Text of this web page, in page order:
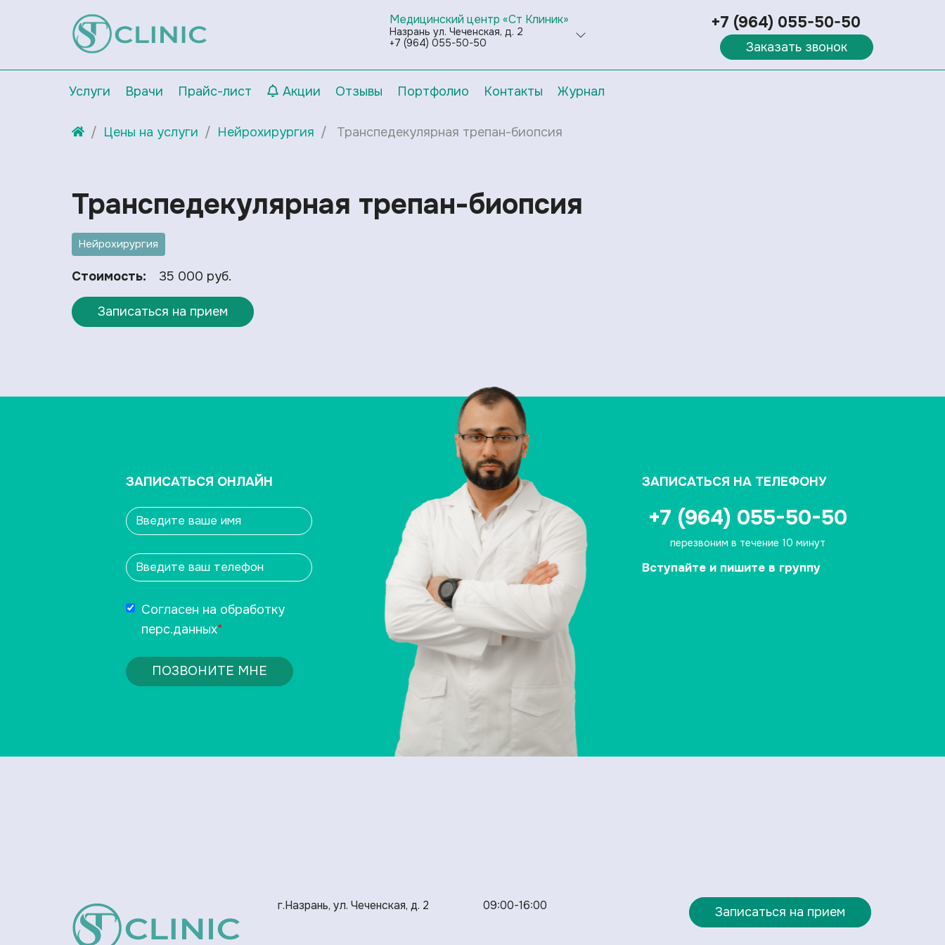
Медицинский центр «Ст Клиник»
Назрань ул. Чеченская, д. 2
+7 (964) 055-50-50
+7 (964) 055-50-50
Заказать звонок
Услуги Врачи Прайс-лист Акции Отзывы Портфолио Контакты Журнал
Цены на услуги Нейрохирургия Транспедекулярная трепан-биопсия
Транспедекулярная трепан-биопсия
Нейрохирургия
Стоимость: 35 000 руб.
Записаться на прием
ЗАПИСАТЬСЯ ОНЛАЙН
Согласен на обработку
перс.данных*
ПОЗВОНИТЕ МНЕ
ЗАПИСАТЬСЯ НА ТЕЛЕФОНУ
+7 (964) 055-50-50
перезвоним в течение 10 минут
Вступайте и пишите в группу
г.Назрань, ул. Чеченская, д. 2 09:00-16:00 Записаться на прием